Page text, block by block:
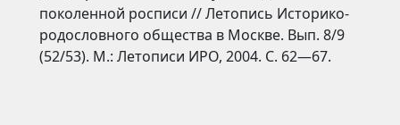
поколенной росписи // Летопись Историко-
родословного общества в Москве. Вып. 8/9
(52/53). М.: Летописи ИРО, 2004. С. 62—67.